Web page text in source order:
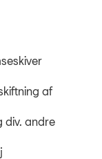
af
div. andre